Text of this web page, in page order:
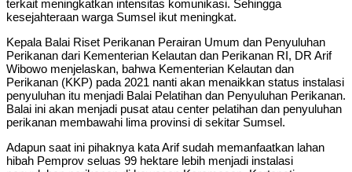
terkait meningkatkan intensitas komunikasi. Sehingga
kesejahteraan warga Sumsel ikut meningkat.
Kepala Balai Riset Perikanan Perairan Umum dan Penyuluhan
Perikanan dari Kementerian Kelautan dan Perikanan RI, DR Arif
Wibowo menjelaskan, bahwa Kementerian Kelautan dan
Perikanan (KKP) pada 2021 nanti akan menaikkan status instalasi
penyuluhan itu menjadi Balai Pelatihan dan Penyuluhan Perikanan.
Balai ini akan menjadi pusat atau center pelatihan dan penyuluhan
perikanan membawahi lima provinsi di sekitar Sumsel.
Adapun saat ini pihaknya kata Arif sudah memanfaatkan lahan
hibah Pemprov seluas 99 hektare lebih menjadi instalasi